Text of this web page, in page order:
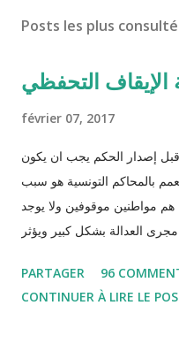
Posts les plus
الإيقاف التحفظي
février 07, 2017
قبل إصدار الحكم يجب ان يكون
بالمحاكم التونسية هو سبب
السجناء هم مواطنين موقوفين ولا يوجد
العدالة بشكل كبير ويؤثر
كوارث اجتماعية واقتصادية
و يحس بالظلم و القهر
PARTAGER
96
CONTINUER À LIRE LE